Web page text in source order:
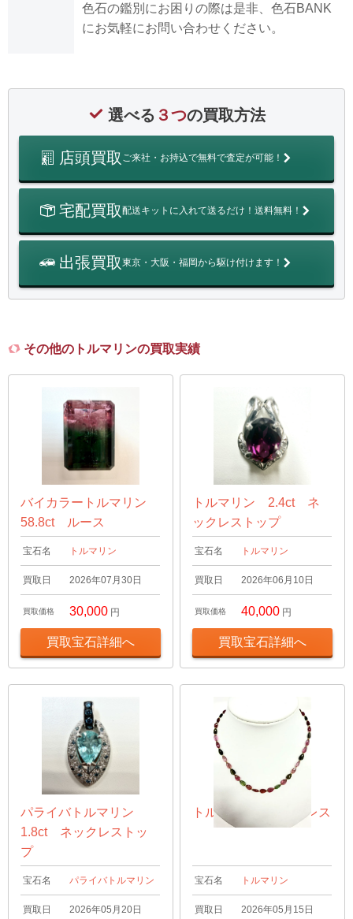
色石の鑑別にお困りの際は是非、色石BANK
にお気軽にお問い合わせください。
選べる ３つの買取方法
店頭買取 ご来社・お持込で無料で査定が可能！
宅配買取配送キットに入れて送るだけ！送料無料！
出張買取東京・大阪・福岡から駆け付けます！
その他のトルマリンの買取実績
バイカラートルマリン
58.8ct ルース
宝石名 トルマリン
買取日 2026年07月30日
買取価格 30,000 円
買取宝石詳細へ
トルマリン 2.4ct ネ
ックレストップ
宝石名 トルマリン
買取日 2026年06月10日
買取価格 40,000 円
買取宝石詳細へ
パライバトルマリン
1.8ct ネックレストッ
プ
宝石名 パライバトルマリン
買取日 2026年05月20日
トルマリン ネックレス
宝石名 トルマリン
買取日 2026年05月15日